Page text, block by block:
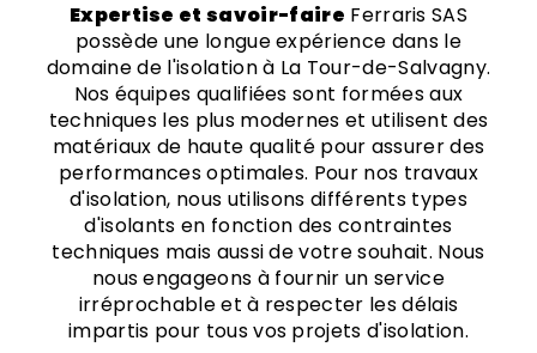
Expertise et savoir-faire Ferraris SAS
possède une longue expérience dans le
domaine de l'isolation à La Tour-de-Salvagny.
Nos équipes qualifiées sont formées aux
techniques les plus modernes et utilisent des
matériaux de haute qualité pour assurer des
performances optimales. Pour nos travaux
d'isolation, nous utilisons différents types
d'isolants en fonction des contraintes
techniques mais aussi de votre souhait. Nous
nous engageons à fournir un service
irréprochable et à respecter les délais
impartis pour tous vos projets d'isolation.